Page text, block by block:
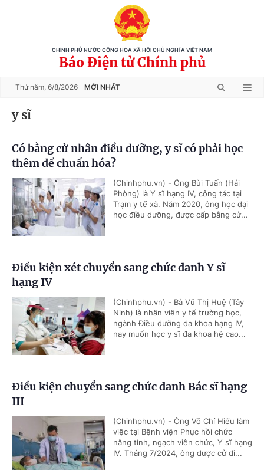
CHÍNH PHỦ NƯỚC CỘNG HÒA XÃ HỘI CHỦ NGHĨA VIỆT NAM
Báo Điện tử Chính phủ
Thứ năm, 6/8/2026 MỚI NHẤT
y sĩ
Có bằng cử nhân điều dưỡng, y sĩ có phải học
thêm để chuẩn hóa?
(Chinhphu.vn) - Ông Bùi Tuấn (Hải
Phòng) là Y sĩ hạng IV, công tác tại
Trạm y tế xã. Năm 2020, ông học đại
học điều dưỡng, được cấp bằng cử...
Điều kiện xét chuyển sang chức danh Y sĩ
hạng IV
(Chinhphu.vn) - Bà Vũ Thị Huệ (Tây
Ninh) là nhân viên y tế trường học,
ngành Điều đưỡng đa khoa hạng IV,
nay muốn học y sĩ đa khoa hệ cao...
Điều kiện chuyển sang chức danh Bác sĩ hạng
III
(Chinhphu.vn) - Ông Võ Chí Hiếu làm
việc tại Bệnh viện Phục hồi chức
năng tỉnh, ngạch viên chức, Y sĩ hạng
IV. Tháng 7/2024, ông được cử đi...